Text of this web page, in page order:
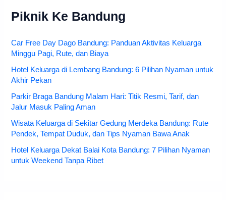
Piknik Ke Bandung
Car Free Day Dago Bandung: Panduan Aktivitas Keluarga
Minggu Pagi, Rute, dan Biaya
Hotel Keluarga di Lembang Bandung: 6 Pilihan Nyaman untuk
Akhir Pekan
Parkir Braga Bandung Malam Hari: Titik Resmi, Tarif, dan
Jalur Masuk Paling Aman
Wisata Keluarga di Sekitar Gedung Merdeka Bandung: Rute
Pendek, Tempat Duduk, dan Tips Nyaman Bawa Anak
Hotel Keluarga Dekat Balai Kota Bandung: 7 Pilihan Nyaman
untuk Weekend Tanpa Ribet